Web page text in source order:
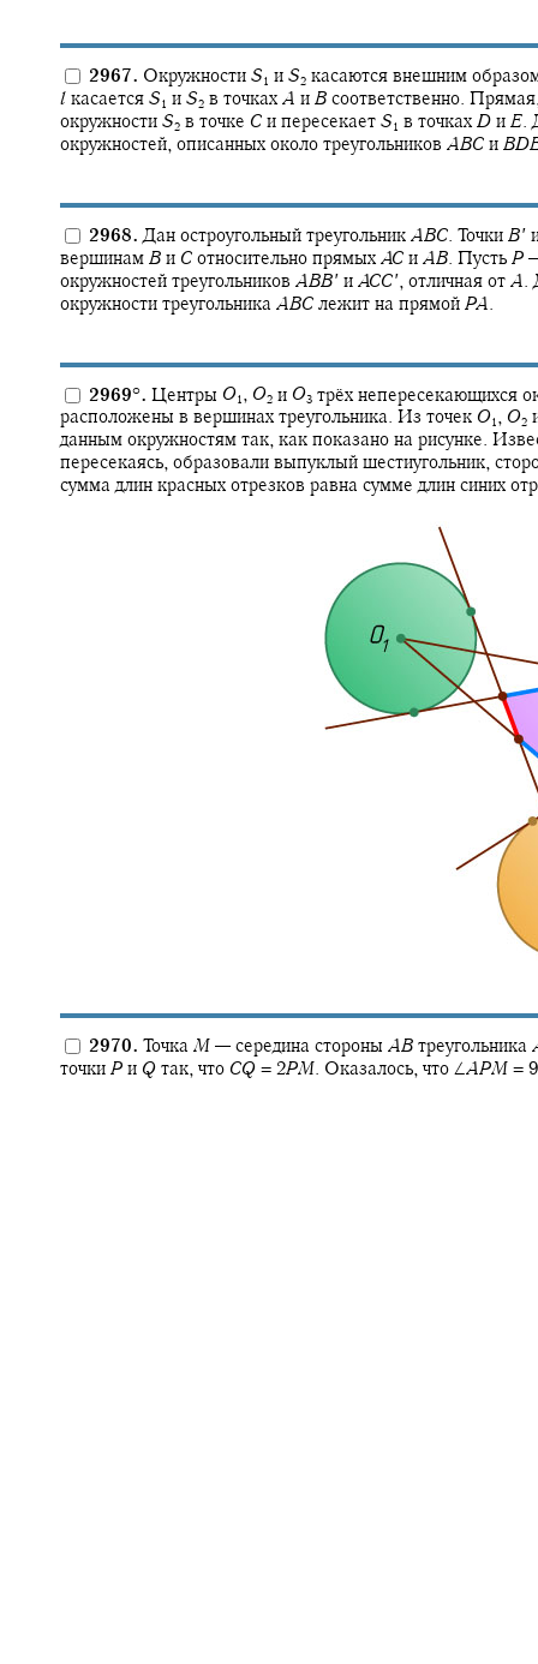
2967. Окружности S 1 и S2 касаются внешним
l касается S 1 и S2 в точках A и B соответственно.
окружности S2 в точке C и пересекает S 1 в точках D и E.
окружностей, описанных около треугольников ABC и BD
2968. Дан остроугольный треугольник ABC. Точки B′
вершинам B и C относительно прямых AC и AB. Пусть P
окружностей треугольников ABB′ и ACC′, отличная от A.
окружности треугольника ABC лежит на прямой PA.
2969°. Центры O1 , O2 и O3 трёх непересекающихся
расположены в вершинах треугольника. Из точек O1 , O2
данным окружностям так, как показано на рисунке.
пересекаясь, образовали выпуклый шестиугольник,
сумма длин красных отрезков равна сумме длин синих
2970. Точка M — середина стороны AB треугольника
точки P и Q так, что CQ = 2PM. Оказалось, что ∠APM =